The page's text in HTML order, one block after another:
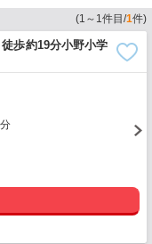
(1 ～ 1件目/1件)
歩約19分小野小学